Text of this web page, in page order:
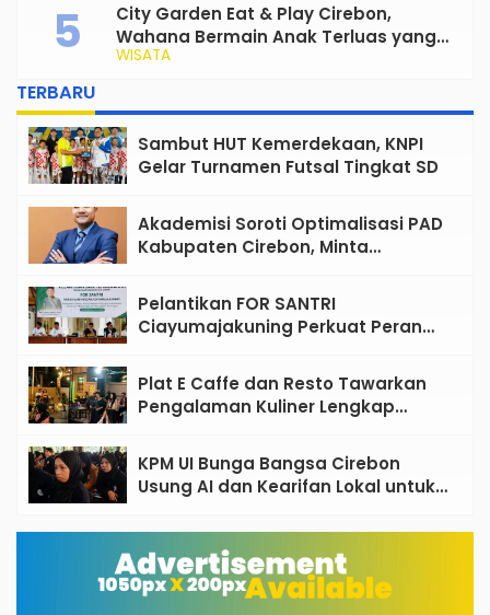
WISATA
City Garden Eat & Play Cirebon,
Wahana Bermain Anak Terluas yang
Siap Jadi Favorit Keluarga
TERBARU
Sambut HUT Kemerdekaan, KNPI
Gelar Turnamen Futsal Tingkat SD
Akademisi Soroti Optimalisasi PAD
Kabupaten Cirebon, Minta
Sekadar Wacana
Pelantikan FOR SANTRI
Ciayumajakuning Perkuat Peran
Umat
Plat E Caffe dan Resto Tawarkan
Pengalaman Kuliner Lengkap
Cirebon
KPM UI Bunga Bangsa Cirebon
Usung AI dan Kearifan Lokal untuk
Mahasiswa Diterjunkan ke 33 Desa